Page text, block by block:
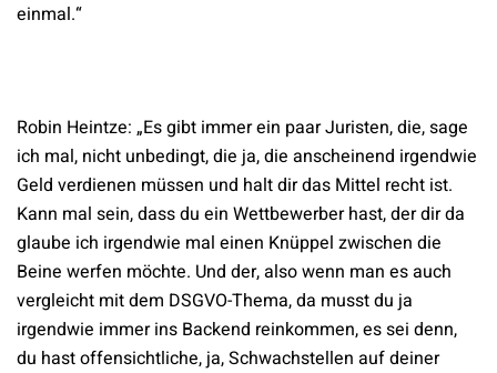
einmal.“
Robin Heintze: „Es gibt immer ein paar Juristen, die, sage
ich mal, nicht unbedingt, die ja, die anscheinend irgendwie
Geld verdienen müssen und halt dir das Mittel recht ist.
Kann mal sein, dass du ein Wettbewerber hast, der dir da
glaube ich irgendwie mal einen Knüppel zwischen die
Beine werfen möchte. Und der, also wenn man es auch
vergleicht mit dem DSGVO-Thema, da musst du ja
irgendwie immer ins Backend reinkommen, es sei denn,
du hast offensichtliche, ja, Schwachstellen auf deiner